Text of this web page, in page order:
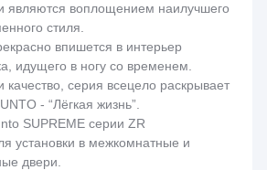
являются воплощением наилучшего
стиля.
впишется в интерьер
идущего в ногу со временем.
качество, серия всецело раскрывает
- “Лёгкая жизнь”.
SUPREME серии ZR
установки в межкомнатные и
двери.